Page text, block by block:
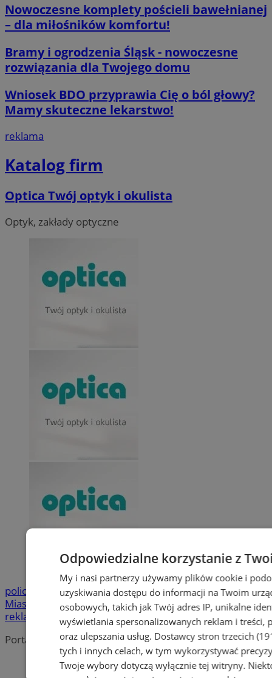
Nowoczesne komplety pościeli bawełnianej
– dla miłośników komfortu!
Bramy i ogrodzenia Śląsk - nowoczesne
rozwiązania dla Twojego domu
Wniosek BDO przyprawia Cię o ból głowy?
Mamy skuteczne lekarstwo!
reklama
Katalog firm
Optica Twój optyk i okulista
Optyk, zakłady optyczne
policja
Urząd
Miasta
bezpieczeństwo dzieci ZUSWypadek
reklama
Portal należy do sieci
Odpowiedzialne korzystanie z
My i nasi partnerzy używamy plików cookie i
uzyskiwania dostępu do informacji na Twoim
osobowych, takich jak Twój adres IP, unikalne
wyświetlania spersonalizowanych reklam i
oraz ulepszania usług. Dostawcy stron trzecich
tych i innych celach, w tym wykorzystywać
Twoje wybory dotyczą wyłącznie tej witryny.